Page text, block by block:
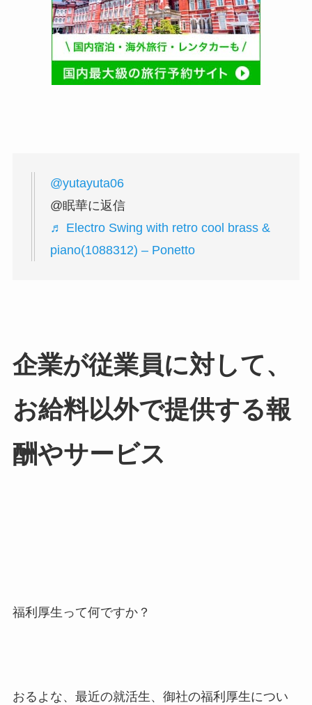
@yutayuta06
@眠華に返信
♬ Electro Swing with retro cool brass &
piano(1088312) – Ponetto
企業が従業員に対して、
お給料以外で提供する報
酬やサービス
福利厚生って何ですか？
おるよな、最近の就活生、御社の福利厚生につい